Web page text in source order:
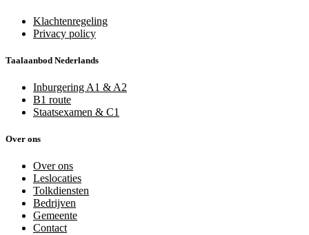
Klachtenregeling
Privacy policy
Taalaanbod Nederlands
Inburgering A1 & A2
B1 route
Staatsexamen & C1
Over ons
Over ons
Leslocaties
Tolkdiensten
Bedrijven
Gemeente
Contact